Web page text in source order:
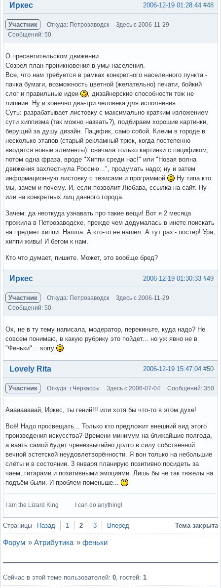
Вне форума #48
2006-12-19 01:28:44
Иркес
Участник Откуда: Петрозаводск
Здесь с 2006-11-29
Сообщений: 50
О пресветительском движении
Созрел план проникновения в умы населения.
Все, что нам требуется в рамках конкретного населенного пункта -
пачка бумаги, возможность цветной (желательно) печати, бойкий
слог и правильные идеи
, дизайнерские способности тож не
лишние. Ну и конечно два-три человека для исполнения...
Суть: разрабатывает листовку с максимально кратким изложением
сути хиппизма (так можно назвать?), подбираем хорошие картинки,
берущий за душу дизайн. Пацифик, само собой. Клеим в городе в
несколько этапов (старый рекламный трюк, когда постепенно
вводятся новые элементы): сначала только картинки с пацификом,
потом одна фраза, вроде "Хиппи среди нас!" или "Новая волна
движения захлестнула Россию...", продумать надо; ну и затем
информационную листовку с тезисами и программой
Ну типа кто
мы, зачем и почему. И, если позволит Любава, ссылка на сайт. Ну
или на конкретных лиц данного города.
Зачем: да неоткуда узнавать про такие вещи! Вот я 2 месяца
прожила в Петрозаводске, прежде чем додумалась в инете поискать
на предмет хиппи. Нашла. А кто-то не нашел. А тут раз - постер! Ура,
хиппи живы! И бегом к нам.
Кто что думает, пишите. Может, это вообще бред?
Вне форума #49
2006-12-19 01:30:33
Иркес
Участник Откуда: Петрозаводск
Здесь с 2006-11-29
Сообщений: 50
Ох, не в ту тему написала, модератор, перекиньте, куда надо? Не
совсем понимаю, в какую рубрику это пойдет... но уж явно не в
"Феньки"... sorry
Вне форума #50
2006-12-19 15:47:04
Lovely Rita
Участник Откуда: г.Черкассы Здесь с 2006-07-04 Сообщений: 350
Ааааааааай, Иркес, ты гений!!! или хотя бы что-то в этом духе!
Всё! Надо просвещать... Только кто предложит внешний вид этого
произведения искусства? Времени минимум на ближайшие полгода,
а ваять самой будет чрееезвычайно долго в силу собственной
вечной эстетской неудовлетворённости. Я вон только на небольшие
слёты и в состоянии. 3 января планирую позитивно посидеть за
чаем, гитарами и позитивными эмоциями. Лишь бы не так тяжелы на
подъём были. И проблем поменьше...
I am the Lizard King I can do anything!
Вне форума
Страницы Назад 1 2 3 Вперед Тема закрыта
Форум » Атрибутика » феньки
Сейчас в этой теме пользователей: 0, гостей: 1